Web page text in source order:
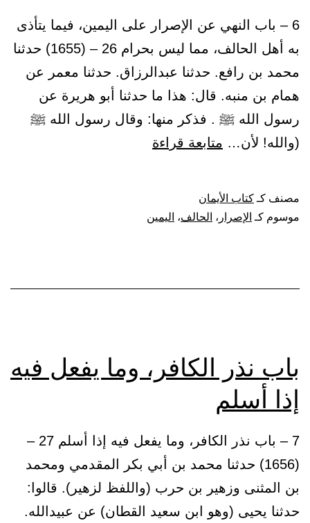
6 – باب النهي عن الإصرار على اليمين، فيما يتأذى
به أهل الحالف، مما ليس بحرام 26 – (1655) حدثنا
محمد بن رافع. حدثنا عبدالرزاق. حدثنا معمر عن
همام بن منبه. قال: هذا ما حدثنا أبو هريرة عن
رسول الله ﷺ . فذكر منها: وقال رسول الله ﷺ
(والله! لأن… متابعة قراءة
الحالف،
بحرام
مصنف كـ كتاب الأيمان
موسوم كـ الإصرار ، الحالف، اليمين
باب نذر الكافر، وما يفعل فيه
إذا أسلم
7 – باب نذر الكافر، وما يفعل فيه إذا أسلم 27 –
(1656) حدثنا محمد بن أبي بكر المقدمي ومحمد
بن المثنى وزهير بن حرب (واللفظ لزهير). قالوا:
حدثنا يحيى (وهو ابن سعيد القطان) عن عبيدالله.